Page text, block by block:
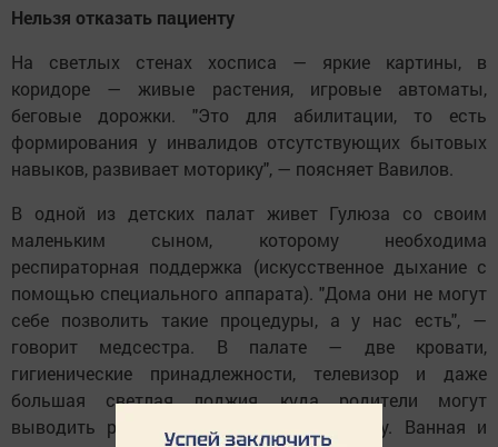
Нельзя отказать пациенту
На светлых стенах хосписа — яркие картины, в
коридоре — живые растения, игровые автоматы,
беговые дорожки. "Это для абилитации, то есть
формирования у инвалидов отсутствующих бытовых
навыков, развивает моторику", — поясняет Вавилов.
В одной из детских палат живет Гулюза со своим
маленьким сыном, которому необходима
респираторная поддержка (искусственное дыхание с
помощью специального аппарата). "Дома они не могут
себе позволить такие процедуры, а у нас есть", —
говорит медсестра. В палате — две кровати,
гигиенические принадлежности, телевизор и даже
большая светлая лоджия, куда родители могут
выводить ребенка, если нельзя на улицу. Ванная и